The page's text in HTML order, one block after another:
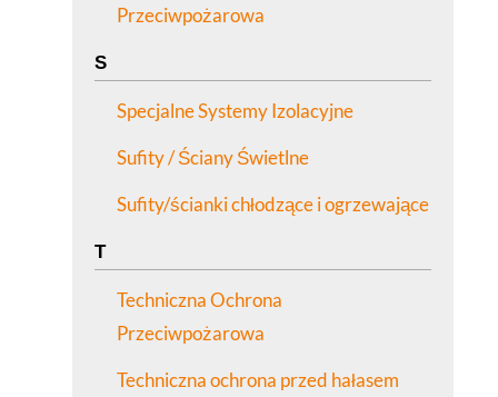
Przeciwpożarowa
S
Specjalne Systemy Izolacyjne
Sufity / Ściany Świetlne
Sufity/ścianki chłodzące i ogrzewające
T
Techniczna Ochrona
Przeciwpożarowa
Techniczna ochrona przed hałasem